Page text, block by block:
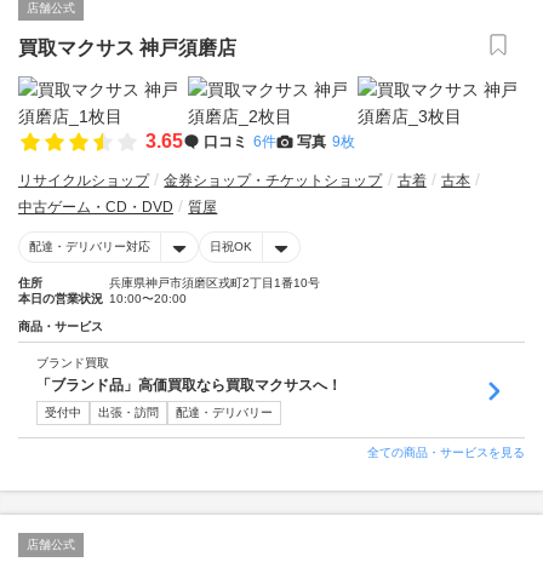
店舗公式
買取マクサス 神戸須磨店
3.65 口コミ 6件 写真 9枚
リサイクルショップ 金券ショップ・チケットショップ 古着
古本
中古ゲーム・CD・DVD
質屋
配達・デリバリー対応 日祝OK
住所
兵庫県神戸市須磨区戎町2丁目1番10号
本日の営業状況 10:00〜20:00
商品・サービス
ブランド買取
「ブランド品」高価買取なら買取マクサスへ！
受付中 出張・訪問 配達・デリバリー
全ての商品・サービスを見る
店舗公式